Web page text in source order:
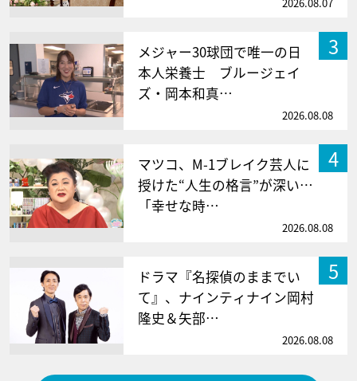
3
メジャー30球団で唯一の日
本人栄養士 ブルージェイ
ズ・岡本和真…
2026.08.08
4
マツコ、M-1ブレイク芸人に
授けた“人生の格言”が深い…
「幸せな時…
2026.08.08
5
ドラマ『名探偵のままでい
て』、ナインティナイン岡村
隆史＆矢部…
2026.08.08